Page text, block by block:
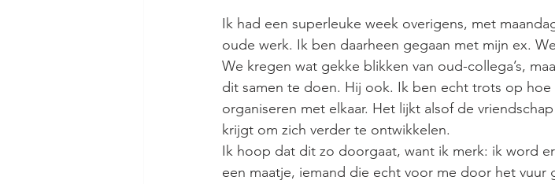
Ik had een superleuke week overigens, met
oude werk. Ik ben daarheen gegaan met mijn ex.
We kregen wat gekke blikken van oud-collega’s,
dit samen te doen. Hij ook. Ik ben echt trots op
organiseren met elkaar. Het lijkt alsof de
krijgt om zich verder te ontwikkelen.
Ik hoop dat dit zo doorgaat, want ik merk: ik word
een maatje, iemand die echt voor me door het vuur